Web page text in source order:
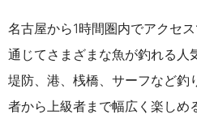
名古屋から1時間圏内でアクセ
通じてさまざまな魚が釣れる人
堤防、港、桟橋、サーフなど釣
者から上級者まで幅広く楽しめ